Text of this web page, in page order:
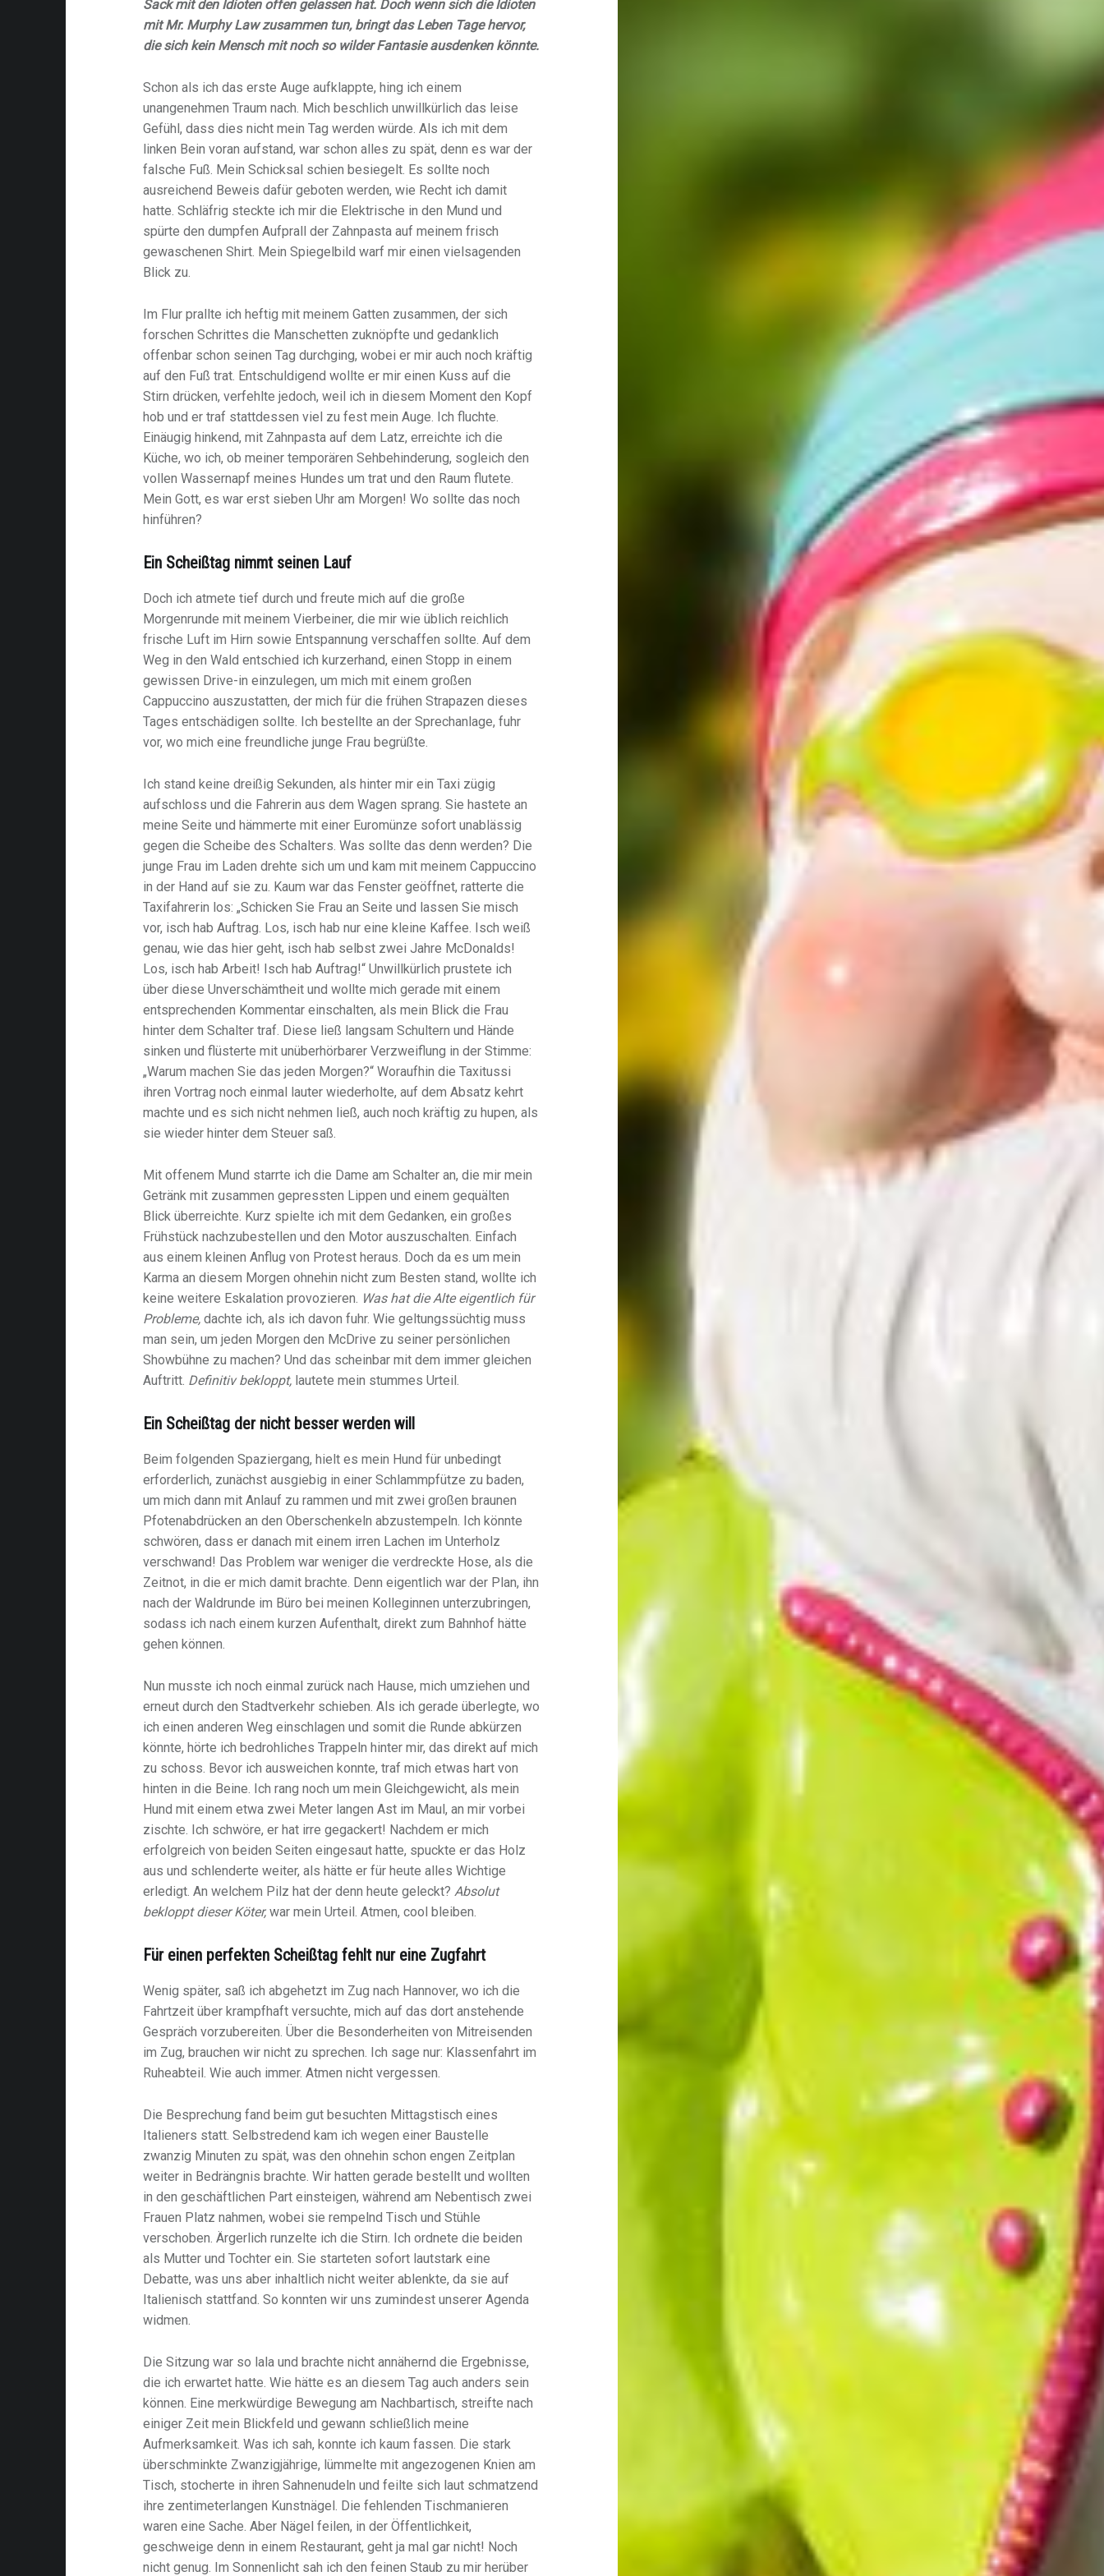
Sack mit den Idioten offen gelassen hat. Doch wenn sich die Idioten
mit Mr. Murphy Law zusammen tun, bringt das Leben Tage hervor,
die sich kein Mensch mit noch so wilder Fantasie ausdenken könnte.
Schon als ich das erste Auge aufklappte, hing ich einem
unangenehmen Traum nach. Mich beschlich unwillkürlich das leise
Gefühl, dass dies nicht mein Tag werden würde. Als ich mit dem
linken Bein voran aufstand, war schon alles zu spät, denn es war der
falsche Fuß. Mein Schicksal schien besiegelt. Es sollte noch
ausreichend Beweis dafür geboten werden, wie Recht ich damit
hatte. Schläfrig steckte ich mir die Elektrische in den Mund und
spürte den dumpfen Aufprall der Zahnpasta auf meinem frisch
gewaschenen Shirt. Mein Spiegelbild warf mir einen vielsagenden
Blick zu.
Im Flur prallte ich heftig mit meinem Gatten zusammen, der sich
forschen Schrittes die Manschetten zuknöpfte und gedanklich
offenbar schon seinen Tag durchging, wobei er mir auch noch kräftig
auf den Fuß trat. Entschuldigend wollte er mir einen Kuss auf die
Stirn drücken, verfehlte jedoch, weil ich in diesem Moment den Kopf
hob und er traf stattdessen viel zu fest mein Auge. Ich fluchte.
Einäugig hinkend, mit Zahnpasta auf dem Latz, erreichte ich die
Küche, wo ich, ob meiner temporären Sehbehinderung, sogleich den
vollen Wassernapf meines Hundes um trat und den Raum flutete.
Mein Gott, es war erst sieben Uhr am Morgen! Wo sollte das noch
hinführen?
Ein Scheißtag nimmt seinen Lauf
Doch ich atmete tief durch und freute mich auf die große
Morgenrunde mit meinem Vierbeiner, die mir wie üblich reichlich
frische Luft im Hirn sowie Entspannung verschaffen sollte. Auf dem
Weg in den Wald entschied ich kurzerhand, einen Stopp in einem
gewissen Drive-in einzulegen, um mich mit einem großen
Cappuccino auszustatten, der mich für die frühen Strapazen dieses
Tages entschädigen sollte. Ich bestellte an der Sprechanlage, fuhr
vor, wo mich eine freundliche junge Frau begrüßte.
Ich stand keine dreißig Sekunden, als hinter mir ein Taxi zügig
aufschloss und die Fahrerin aus dem Wagen sprang. Sie hastete an
meine Seite und hämmerte mit einer Euromünze sofort unablässig
gegen die Scheibe des Schalters. Was sollte das denn werden? Die
junge Frau im Laden drehte sich um und kam mit meinem Cappuccino
in der Hand auf sie zu. Kaum war das Fenster geöffnet, ratterte die
Taxifahrerin los: „Schicken Sie Frau an Seite und lassen Sie misch
vor, isch hab Auftrag. Los, isch hab nur eine kleine Kaffee. Isch weiß
genau, wie das hier geht, isch hab selbst zwei Jahre McDonalds!
Los, isch hab Arbeit! Isch hab Auftrag!“ Unwillkürlich prustete ich
über diese Unverschämtheit und wollte mich gerade mit einem
entsprechenden Kommentar einschalten, als mein Blick die Frau
hinter dem Schalter traf. Diese ließ langsam Schultern und Hände
sinken und flüsterte mit unüberhörbarer Verzweiflung in der Stimme:
„Warum machen Sie das jeden Morgen?“ Woraufhin die Taxitussi
ihren Vortrag noch einmal lauter wiederholte, auf dem Absatz kehrt
machte und es sich nicht nehmen ließ, auch noch kräftig zu hupen, als
sie wieder hinter dem Steuer saß.
Mit offenem Mund starrte ich die Dame am Schalter an, die mir mein
Getränk mit zusammen gepressten Lippen und einem gequälten
Blick überreichte. Kurz spielte ich mit dem Gedanken, ein großes
Frühstück nachzubestellen und den Motor auszuschalten. Einfach
aus einem kleinen Anflug von Protest heraus. Doch da es um mein
Karma an diesem Morgen ohnehin nicht zum Besten stand, wollte ich
keine weitere Eskalation provozieren. Was hat die Alte eigentlich für
Probleme, dachte ich, als ich davon fuhr. Wie geltungssüchtig muss
man sein, um jeden Morgen den McDrive zu seiner persönlichen
Showbühne zu machen? Und das scheinbar mit dem immer gleichen
Auftritt. Definitiv bekloppt, lautete mein stummes Urteil.
Ein Scheißtag der nicht besser werden will
Beim folgenden Spaziergang, hielt es mein Hund für unbedingt
erforderlich, zunächst ausgiebig in einer Schlammpfütze zu baden,
um mich dann mit Anlauf zu rammen und mit zwei großen braunen
Pfotenabdrücken an den Oberschenkeln abzustempeln. Ich könnte
schwören, dass er danach mit einem irren Lachen im Unterholz
verschwand! Das Problem war weniger die verdreckte Hose, als die
Zeitnot, in die er mich damit brachte. Denn eigentlich war der Plan, ihn
nach der Waldrunde im Büro bei meinen Kolleginnen unterzubringen,
sodass ich nach einem kurzen Aufenthalt, direkt zum Bahnhof hätte
gehen können.
Nun musste ich noch einmal zurück nach Hause, mich umziehen und
erneut durch den Stadtverkehr schieben. Als ich gerade überlegte, wo
ich einen anderen Weg einschlagen und somit die Runde abkürzen
könnte, hörte ich bedrohliches Trappeln hinter mir, das direkt auf mich
zu schoss. Bevor ich ausweichen konnte, traf mich etwas hart von
hinten in die Beine. Ich rang noch um mein Gleichgewicht, als mein
Hund mit einem etwa zwei Meter langen Ast im Maul, an mir vorbei
zischte. Ich schwöre, er hat irre gegackert! Nachdem er mich
erfolgreich von beiden Seiten eingesaut hatte, spuckte er das Holz
aus und schlenderte weiter, als hätte er für heute alles Wichtige
erledigt. An welchem Pilz hat der denn heute geleckt?Absolut
bekloppt dieser Köter, war mein Urteil. Atmen, cool bleiben.
Für einen perfekten Scheißtag fehlt nur eine Zugfahrt
Wenig später, saß ich abgehetzt im Zug nach Hannover, wo ich die
Fahrtzeit über krampfhaft versuchte, mich auf das dort anstehende
Gespräch vorzubereiten. Über die Besonderheiten von Mitreisenden
im Zug, brauchen wir nicht zu sprechen. Ich sage nur: Klassenfahrt im
Ruheabteil. Wie auch immer. Atmen nicht vergessen.
Die Besprechung fand beim gut besuchten Mittagstisch eines
Italieners statt. Selbstredend kam ich wegen einer Baustelle
zwanzig Minuten zu spät, was den ohnehin schon engen Zeitplan
weiter in Bedrängnis brachte. Wir hatten gerade bestellt und wollten
in den geschäftlichen Part einsteigen, während am Nebentisch zwei
Frauen Platz nahmen, wobei sie rempelnd Tisch und Stühle
verschoben. Ärgerlich runzelte ich die Stirn. Ich ordnete die beiden
als Mutter und Tochter ein. Sie starteten sofort lautstark eine
Debatte, was uns aber inhaltlich nicht weiter ablenkte, da sie auf
Italienisch stattfand. So konnten wir uns zumindest unserer Agenda
widmen.
Die Sitzung war so lala und brachte nicht annähernd die Ergebnisse,
die ich erwartet hatte. Wie hätte es an diesem Tag auch anders sein
können. Eine merkwürdige Bewegung am Nachbartisch, streifte nach
einiger Zeit mein Blickfeld und gewann schließlich meine
Aufmerksamkeit. Was ich sah, konnte ich kaum fassen. Die stark
überschminkte Zwanzigjährige, lümmelte mit angezogenen Knien am
Tisch, stocherte in ihren Sahnenudeln und feilte sich laut schmatzend
ihre zentimeterlangen Kunstnägel. Die fehlenden Tischmanieren
waren eine Sache. Aber Nägel feilen, in der Öffentlichkeit,
geschweige denn in einem Restaurant, geht ja mal gar nicht! Noch
nicht genug. Im Sonnenlicht sah ich den feinen Staub zu mir herüber